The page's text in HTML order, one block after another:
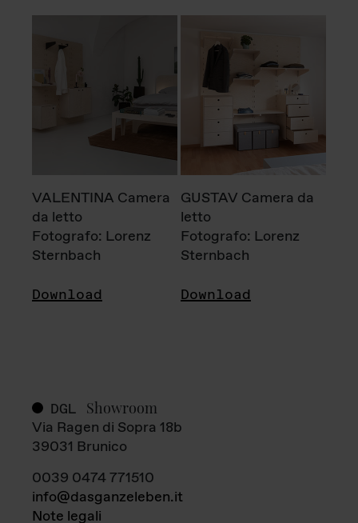
VALENTINA Camera
da letto
Fotografo: Lorenz
Sternbach
Download
GUSTAV Camera da
letto
Fotografo: Lorenz
Sternbach
Download
DGL Showroom
Via Ragen di Sopra 18b
39031 Brunico
0039 0474 771510
info@dasganzeleben.it
Note legali